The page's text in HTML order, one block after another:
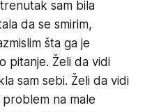
sam bila
da se smirim,
šta ga je
pitanje. Želi da vidi
sam sebi. Želi da vidi
na male